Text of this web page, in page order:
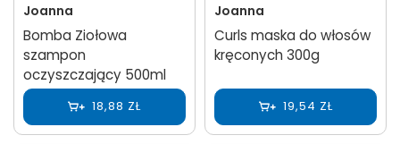
Joanna
Bomba Ziołowa
szampon
oczyszczający 500ml
18,88 ZŁ
Joanna
Curls maska do włosów
kręconych 300g
19,54 ZŁ